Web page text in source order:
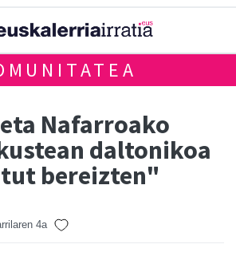
Nafarroako
daltonikoa
bereizten"
4a